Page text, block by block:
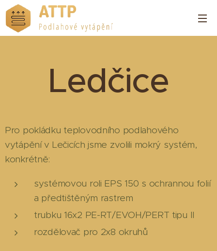
Ledčice
Pro pokládku teplovodního podlahového
vytápění v Lečicích jsme zvolili mokrý systém,
konkrétně:
systémovou roli EPS 150 s ochrannou folií
a předtištěným rastrem
trubku 16x2 PE-RT/EVOH/PERT tipu II
rozdělovač pro 2x8 okruhů